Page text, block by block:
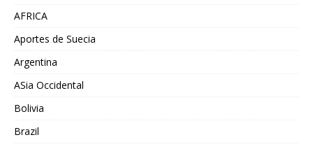
AFRICA
Aportes de Suecia
Argentina
ASia Occidental
Bolivia
Brazil